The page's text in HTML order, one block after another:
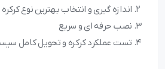
اندازه گیری و انتخاب بهترین نوع کرکره
نصب حرفه ای و سریع
تست عملکرد کرکره و تحویل کامل